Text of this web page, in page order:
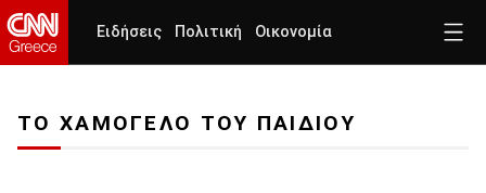
Ειδήσεις Πολιτική Οικονομία
ΤΟ ΧΑΜΟΓΕΛΟ ΤΟΥ ΠΑΙΔΙΟΥ